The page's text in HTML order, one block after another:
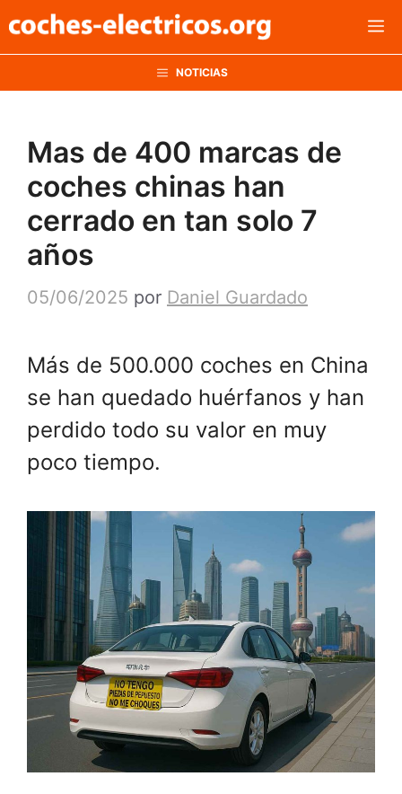
al
NOTICIAS
Mas de 400 marcas de
coches chinas han
cerrado en tan solo 7
años
05/06/2025 por Daniel Guardado
Más de 500.000 coches en China
se han quedado huérfanos y han
perdido todo su valor en muy
poco tiempo.